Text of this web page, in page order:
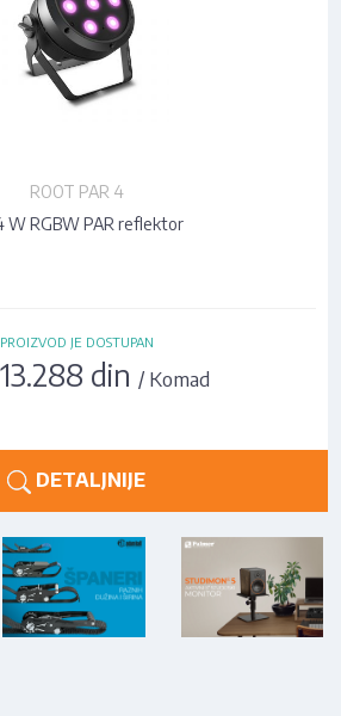
ROOT PAR 4
W RGBW PAR reflektor
PROIZVOD JE DOSTUPAN
din / Komad
DETALJNIJE